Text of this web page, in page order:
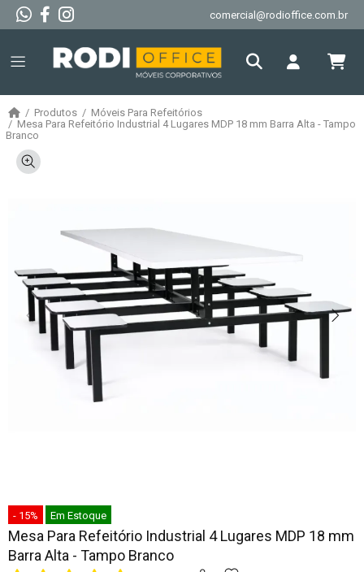
comercial@rodioffice.com.br
Produtos
Móveis Para Refeitórios
Mesa Para Refeitório Industrial 4 Lugares MDP 18 mm Barra Alta - Tampo
Branco
- 15% Em Estoque
Mesa Para Refeitório Industrial 4 Lugares MDP 18 mm
Barra Alta - Tampo Branco